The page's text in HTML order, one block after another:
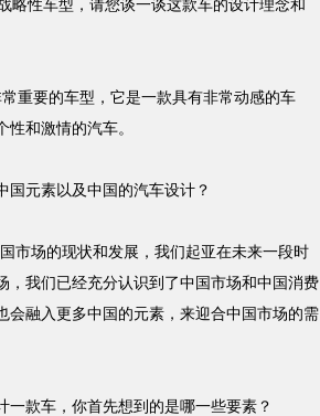
性车型，请您谈一谈这款车的设计理念和
重要的车型，它是一款具有非常动感的车
和激情的汽车。
元素以及中国的汽车设计？
场的现状和发展，我们起亚在未来一段时
，我们已经充分认识到了中国市场和中国消费
会融入更多中国的元素，来迎合中国市场的需
款车，你首先想到的是哪一些要素？